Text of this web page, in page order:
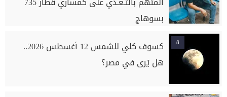
بسوهاج
8
كسوف كلي للشمس 12 أغسطس 2026..
هل يُرى في مصر؟